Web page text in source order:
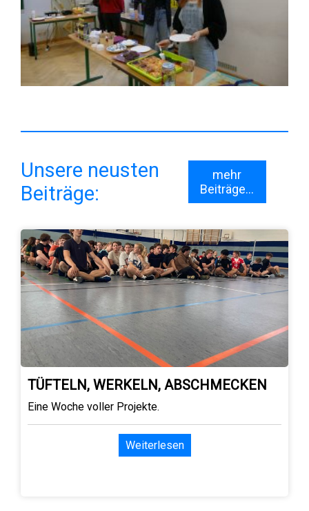
Unsere neusten
Beiträge:
mehr
Beiträge...
TÜFTELN, WERKELN, ABSCHMECKEN
Eine Woche voller Projekte.
Weiterlesen